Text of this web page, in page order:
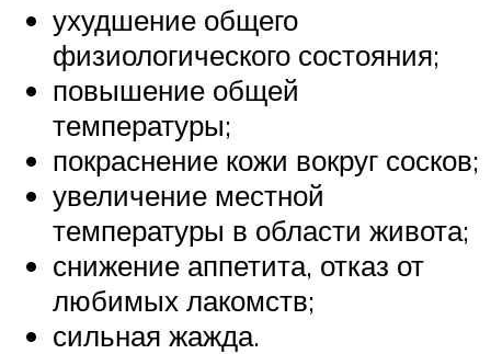
ухудшение общего
физиологического состояния;
повышение общей
температуры;
покраснение кожи вокруг сосков;
увеличение местной
температуры в области живота;
снижение аппетита, отказ от
любимых лакомств;
сильная жажда.